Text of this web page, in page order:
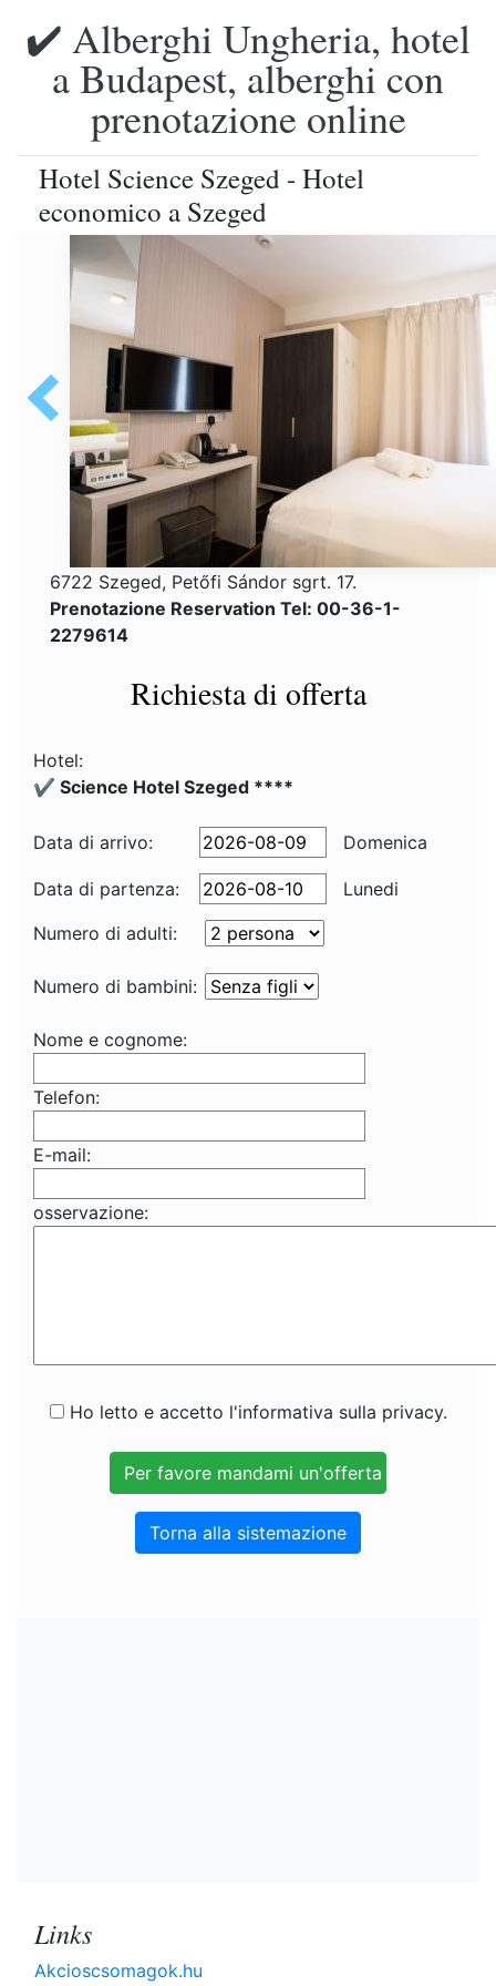
✔️ Alberghi Ungheria, hotel
a Budapest, alberghi con
prenotazione online
Hotel Science Szeged - Hotel
economico a Szeged
6722 Szeged, Petőfi Sándor sgrt. 17.
Prenotazione Reservation Tel: 00-36-1-
2279614
Richiesta di offerta
Hotel:
✔️ Science Hotel Szeged ****
Data di arrivo: Domenica
Data di partenza:
Lunedi
Numero di adulti:
Numero di bambini:
Nome e cognome:
Telefon:
E-mail:
osservazione:
Ho letto e accetto l'informativa sulla privacy.
Torna alla sistemazione
Links
Akcioscsomagok.hu